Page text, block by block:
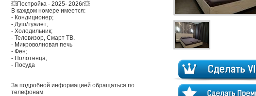
💥Постройка - 2025- 2026г💥
В каждом номере имеется:
- Кондиционер;
- Душ/туалет;
- Холодильник;
- Телевизор, Смарт ТВ.
- Микроволновая печь
- Фен;
- Полотенца;
- Посуда
За подробной информацией обращаться по
телефонам